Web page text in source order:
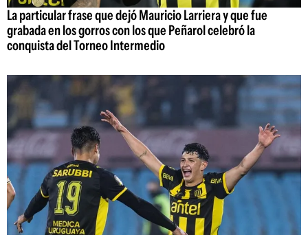
La particular frase que dejó Mauricio Larriera y que fue
grabada en los gorros con los que Peñarol celebró la
conquista del Torneo Intermedio